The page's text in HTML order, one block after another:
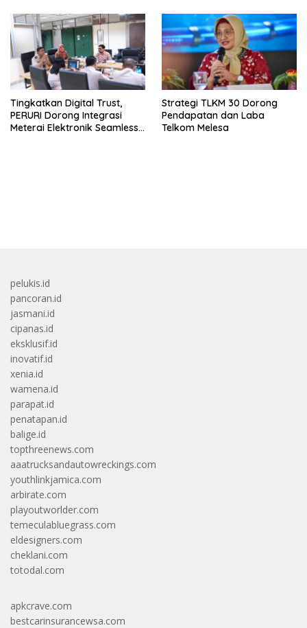
Tingkatkan Digital Trust,
PERURI Dorong Integrasi
Meterai Elektronik Seamless
Strategi TLKM 30 Dorong
Pendapatan dan Laba
Telkom Melesa
pelukis.id
pancoran.id
jasmani.id
cipanas.id
eksklusif.id
inovatif.id
xenia.id
wamena.id
parapat.id
penatapan.id
balige.id
topthreenews.com
aaatrucksandautowreckings.com
youthlinkjamica.com
arbirate.com
playoutworlder.com
temeculabluegrass.com
eldesigners.com
cheklani.com
totodal.com
apkcrave.com
bestcarinsurancewsa.com